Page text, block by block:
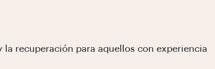
recuperación para aquellos con experiencia